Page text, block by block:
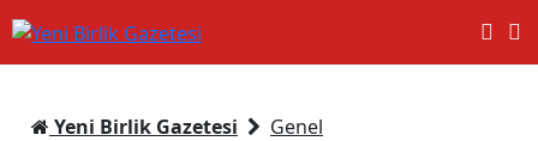
Yeni Birlik Gazetesi Genel